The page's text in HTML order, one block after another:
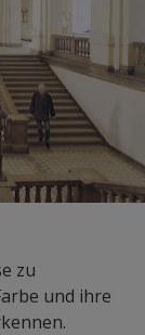
zu
und ihre